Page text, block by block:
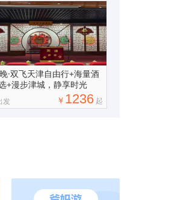
·双飞天津自由行+海量酒
+漫步津城，静享时光
发 ￥ 1236 起